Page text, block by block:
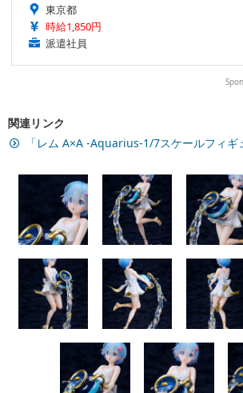
東京都
時給1,850円
派遣社員
関連リンク
「レム A×A -Aquarius-1/7スケールフィギ